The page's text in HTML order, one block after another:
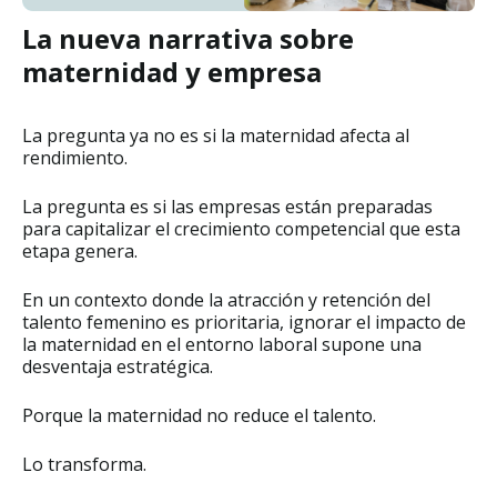
La nueva narrativa sobre
maternidad y empresa
La pregunta ya no es si la maternidad afecta al
rendimiento.
La pregunta es si las empresas están preparadas
para capitalizar el crecimiento competencial que esta
etapa genera.
En un contexto donde la atracción y retención del
talento femenino es prioritaria, ignorar el impacto de
la maternidad en el entorno laboral supone una
desventaja estratégica.
Porque la maternidad no reduce el talento.
Lo transforma.